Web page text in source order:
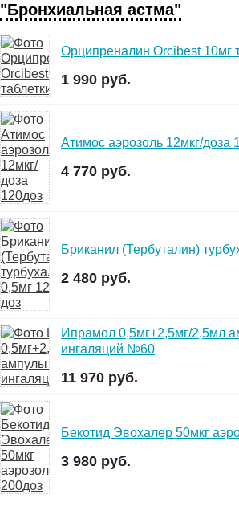
"Бронхиальная астма"
Орципреналин Orcibest 10мг
1 990 руб.
Атимос аэрозоль 12мкг/доза
4 770 руб.
Бриканил (Тербуталин)
2 480 руб.
Ипрамол 0,5мг+2,5мг/2,5мл
ингаляций №60
11 970 руб.
Бекотид Эвохалер 50мкг
3 980 руб.